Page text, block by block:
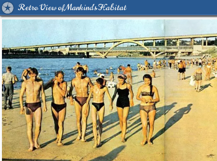
Retro View of Mankind's Habitat